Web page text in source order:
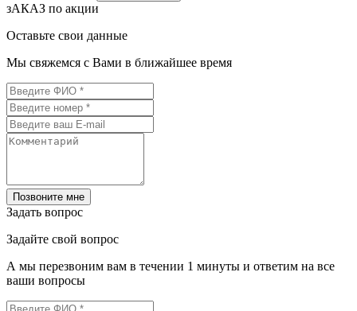
зАКАЗ по акции
Оставьте свои данные
Мы свяжемся с Вами в ближайшее время
Позвоните мне
Задать вопрос
Задайте свой вопрос
А мы перезвоним вам в течении 1 минуты и ответим на все
ваши вопросы